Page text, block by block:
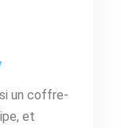
un coffre-
et